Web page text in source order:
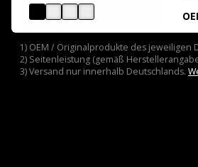
1) OEM / Originalprodukte des jeweiligen
2) Seitenleistung (gemäß
3) Versand nur innerhalb Deutschlands.